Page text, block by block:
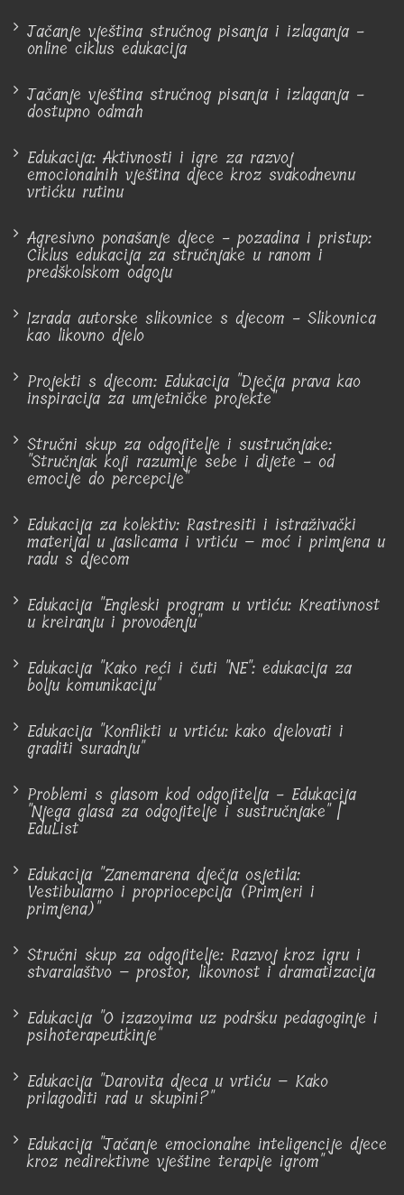
Jačanje vještina stručnog pisanja i izlaganja -
online ciklus edukacija
Jačanje vještina stručnog pisanja i izlaganja -
dostupno odmah
Edukacija: Aktivnosti i igre za razvoj
emocionalnih vještina djece kroz svakodnevnu
vrtićku rutinu
Agresivno ponašanje djece - pozadina i pristup:
Ciklus edukacija za stručnjake u ranom i
predškolskom odgoju
Izrada autorske slikovnice s djecom - Slikovnica
kao likovno djelo
Projekti s djecom: Edukacija "Dječja prava kao
inspiracija za umjetničke projekte"
Stručni skup za odgojitelje i sustručnjake:
"Stručnjak koji razumije sebe i dijete - od
emocije do percepcije"
Edukacija za kolektiv: Rastresiti i istraživački
materijal u jaslicama i vrtiću – moć i primjena u
radu s djecom
Edukacija "Engleski program u vrtiću: Kreativnost
u kreiranju i provođenju"
Edukacija "Kako reći i čuti "NE": edukacija za
bolju komunikaciju"
Edukacija "Konflikti u vrtiću: kako djelovati i
graditi suradnju"
Problemi s glasom kod odgojitelja - Edukacija
"Njega glasa za odgojitelje i sustručnjake" |
EduList
Edukacija "Zanemarena dječja osjetila:
Vestibularno i propriocepcija (Primjeri i
primjena)"
Stručni skup za odgojitelje: Razvoj kroz igru i
stvaralaštvo – prostor, likovnost i dramatizacija
Edukacija "O izazovima uz podršku pedagoginje i
psihoterapeutkinje"
Edukacija "Darovita djeca u vrtiću – Kako
prilagoditi rad u skupini?"
Edukacija "Jačanje emocionalne inteligencije djece
kroz nedirektivne vještine terapije igrom"